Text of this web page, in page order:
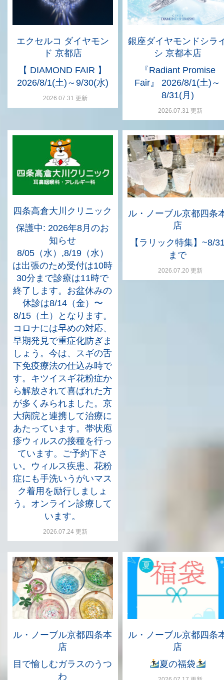
エクセルコ ダイヤモン
ド 京都店
【 DIAMOND FAIR 】
2026/8/1(土)～9/30(水)
2026.07.31 更新
銀座ダイヤモンドシラ
シ 京都本店
『Radiant Promise
Fair』 2026/8/1(土)～
8/31(月)
2026.07.31 更新
四条高倉大川クリニック
保護中: 2026年8月のお
知らせ
8/05（水）,8/19（水）
は出張のため受付は10時
30分まで診療は11時で
終了します。お盆休みの
休診は8/14（金）〜
8/15（土）となります。
コロナには早めの対応、
早期発見で重症化防ぎま
しょう。今は、スギの舌
下免疫療法の仕込み時で
す。キツイスギ花粉症か
ら解放されて喜ばれた方
が多くみられました。京
大病院と連携して治療に
あたっています。帯状庖
疹ウィルスの接種を行っ
ています。ご予約下さ
い。ウィルス疾患、花粉
症にも手洗いうがいマス
ク着用を励行しましょ
う。オンライン診療して
います。
2026.07.24 更新
ル・ノーブル京都四条
店
【ラリック特集】~8/
まで
2026.07.20 更新
ル・ノーブル京都四条本
店
目で愉しむガラスのうつ
わ
ル・ノーブル京都四条
店
夏の福袋